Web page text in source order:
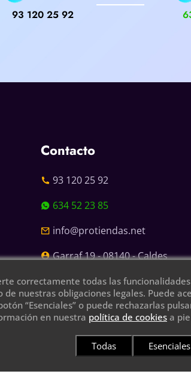
93 120 25 92
Contacto
93 120 25 92
634 52 23 85
info@protiendas.net
Garraf 19 - 08140 - Caldes
correctamente todas las
nuestras obligaciones legales. Puede
“Esenciales” o puede rechazarlas
en nuestra política de cookies a
Todas Esenciales